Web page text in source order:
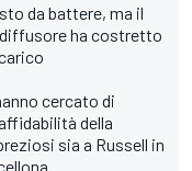
da battere, ma il
ha costretto
cercato di
della
sia a Russell in